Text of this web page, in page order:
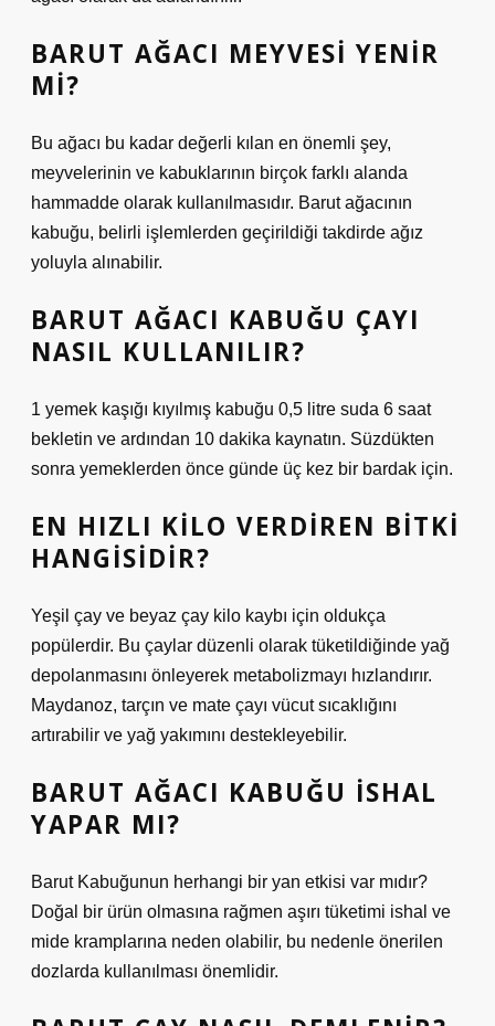
BARUT AĞACI MEYVESI YENIR
MI?
Bu ağacı bu kadar değerli kılan en önemli şey,
meyvelerinin ve kabuklarının birçok farklı alanda
hammadde olarak kullanılmasıdır. Barut ağacının
kabuğu, belirli işlemlerden geçirildiği takdirde ağız
yoluyla alınabilir.
BARUT AĞACI KABUĞU ÇAYI
NASIL KULLANILIR?
1 yemek kaşığı kıyılmış kabuğu 0,5 litre suda 6 saat
bekletin ve ardından 10 dakika kaynatın. Süzdükten
sonra yemeklerden önce günde üç kez bir bardak için.
EN HIZLI KILO VERDIREN BITKI
HANGISIDIR?
Yeşil çay ve beyaz çay kilo kaybı için oldukça
popülerdir. Bu çaylar düzenli olarak tüketildiğinde yağ
depolanmasını önleyerek metabolizmayı hızlandırır.
Maydanoz, tarçın ve mate çayı vücut sıcaklığını
artırabilir ve yağ yakımını destekleyebilir.
BARUT AĞACI KABUĞU ISHAL
YAPAR MI?
Barut Kabuğunun herhangi bir yan etkisi var mıdır?
Doğal bir ürün olmasına rağmen aşırı tüketimi ishal ve
mide kramplarına neden olabilir, bu nedenle önerilen
dozlarda kullanılması önemlidir.